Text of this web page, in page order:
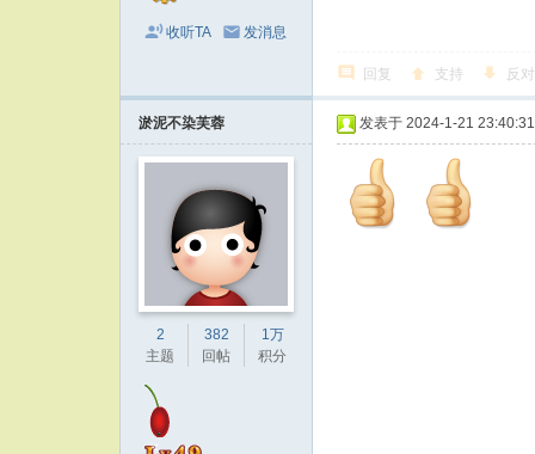
收听TA 发消息
回复 支持 反对
淤泥不染芙蓉
2
主题
382
回帖
1万
积分
发表于 2024-1-21 23:40:31